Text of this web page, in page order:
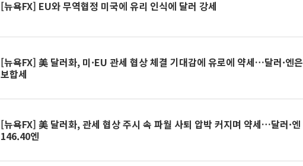
[뉴욕FX] EU와 무역협정 미국에 유리 인식에 달러 강세
[뉴욕FX] 美 달러화, 미·EU 관세 협상 체결 기대감에 유로에 약세…달러·엔은
보합세
[뉴욕FX] 美 달러화, 관세 협상 주시 속 파월 사퇴 압박 커지며 약세…달러·엔
146.40엔